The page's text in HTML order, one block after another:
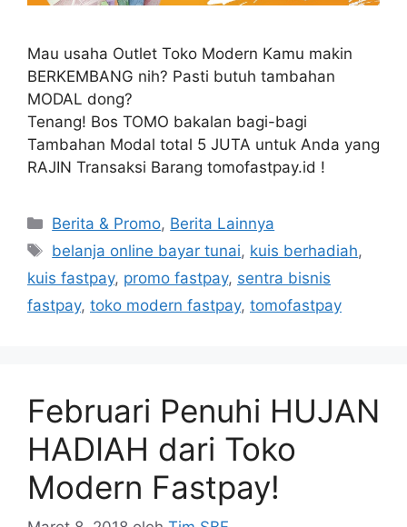
Mau usaha Outlet Toko Modern Kamu makin
BERKEMBANG nih? Pasti butuh tambahan
MODAL dong?
Tenang! Bos TOMO bakalan bagi-bagi
Tambahan Modal total 5 JUTA untuk Anda yang
RAJIN Transaksi Barang tomofastpay.id !
Berita & Promo, Berita Lainnya
belanja online bayar tunai, kuis berhadiah,
kuis fastpay, promo fastpay, sentra bisnis
fastpay, toko modern fastpay, tomofastpay
Februari Penuhi HUJAN
HADIAH dari Toko
Modern Fastpay!